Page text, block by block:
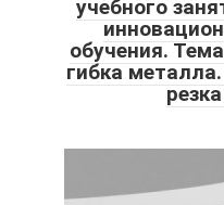
учебного
обучения.
гибка